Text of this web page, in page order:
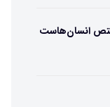
انسان‌هاست